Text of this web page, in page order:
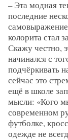
– Эта модная
последние
колорита стал
Скажу честно,
начинался с
подчёркивать
сейчас это
ещё в школе
мысли: «Кого
современном
футболке,
одежде не